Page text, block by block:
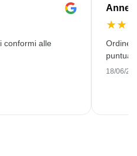
conformi alle
Anne-
★★
Ordine
18/06/